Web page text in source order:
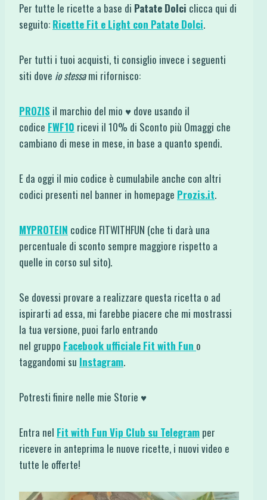
Per tutte le ricette a base di Patate Dolci clicca qui di
seguito: Ricette Fit e Light con Patate Dolci.
Per tutti i tuoi acquisti, ti consiglio invece i seguenti
siti dove io stessami rifornisco:
PROZIS il marchio del mio ♥ dove usando il
codice FWF10 ricevi il 10% di Sconto più Omaggi che
cambiano di mese in mese, in base a quanto spendi.
E da oggi il mio codice è cumulabile anche con altri
codici presenti nel banner in homepage Prozis.it.
MYPROTEIN codice FITWITHFUN (che ti darà una
percentuale di sconto sempre maggiore rispetto a
quelle in corso sul sito).
Se dovessi provare a realizzare questa ricetta o ad
ispirarti ad essa, mi farebbe piacere che mi mostrassi
la tua versione, puoi farlo entrando
nel gruppo Facebook ufficiale Fit with Fun o
taggandomi su Instagram.
Potresti finire nelle mie Storie ♥
Entra nel Fit with Fun Vip Club su Telegram per
ricevere in anteprima le nuove ricette, i nuovi video e
tutte le offerte!